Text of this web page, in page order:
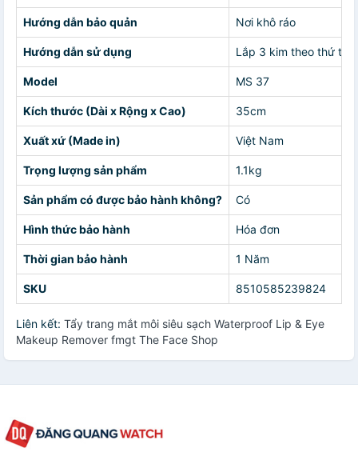
Hướng dẫn bảo quản Nơi khô ráo
Hướng dẫn sử dụng Lắp 3 kim theo thứ tự
Model MS 37
Kích thước (Dài x Rộng x Cao) 35cm
Xuất xứ (Made in) Việt Nam
Trọng lượng sản phẩm 1.1kg
Sản phẩm có được bảo hành không? Có
Hình thức bảo hành Hóa đơn
Thời gian bảo hành 1 Năm
SKU 8510585239824
Liên kết: Tẩy trang mắt môi siêu sạch Waterproof Lip & Eye
Makeup Remover fmgt The Face Shop